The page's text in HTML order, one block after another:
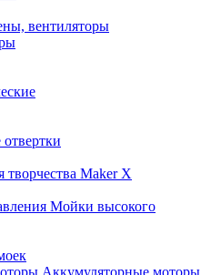
вентиляторы
Maker X
Мойки высокого
Аккумуляторные моторы